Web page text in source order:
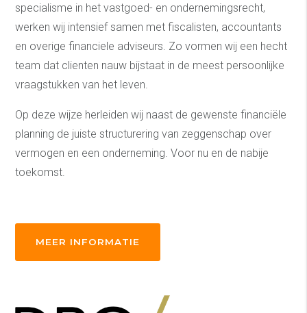
specialisme in het vastgoed- en ondernemingsrecht,
werken wij intensief samen met fiscalisten, accountants
en overige financiele adviseurs. Zo vormen wij een hecht
team dat clienten nauw bijstaat in de meest persoonlijke
vraagstukken van het leven.
Op deze wijze herleiden wij naast de gewenste financiële
planning de juiste structurering van zeggenschap over
vermogen en een onderneming. Voor nu en de nabije
toekomst.
MEER INFORMATIE